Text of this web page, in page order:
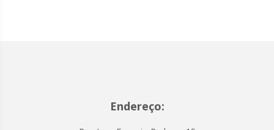
Endereço: